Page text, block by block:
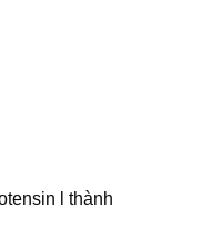
l thành